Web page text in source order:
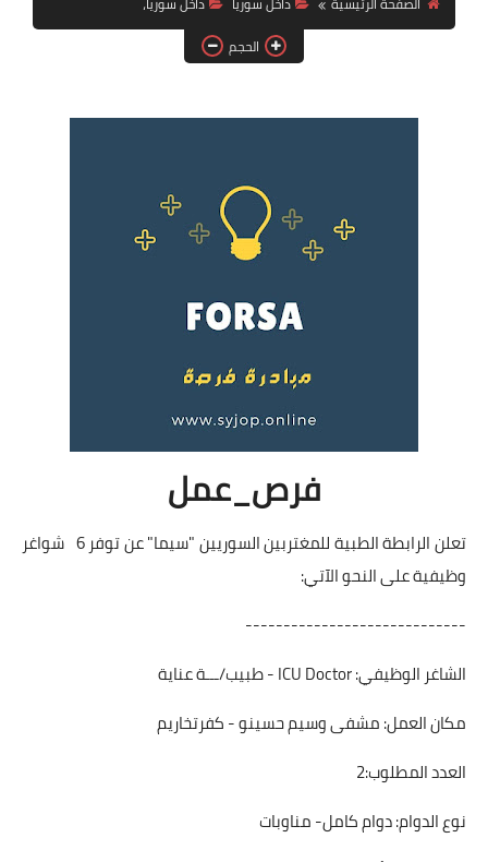
فرص عمل في العراق
فرص عمل في اليمن
فرص عمل في السودان
الحجم
فرص_عمل
تعلن الرابطة الطبية للمغتربين السوريين "سيما" عن توفر 6 شواغر
وظيفية على النحو الآتي:
-----------------------------
الشاغر الوظيفي: ICU Doctor - طبيب/ـــة عناية
مكان العمل: مشفى وسيم حسينو - كفرتخاريم
العدد المطلوب:2
نوع الدوام: دوام كامل- مناوبات